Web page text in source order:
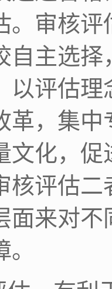
。审核
自主选
以评估
革，集
文化，
核评估
面来对